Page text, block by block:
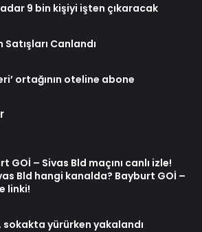
9 bin kişiyi işten çıkaracak
Canlandı
ortağının oteline abone
GOİ – Sivas Bld maçını canlı izle!
Bld hangi kanalda? Bayburt GOİ –
linki!
sokakta yürürken yakalandı